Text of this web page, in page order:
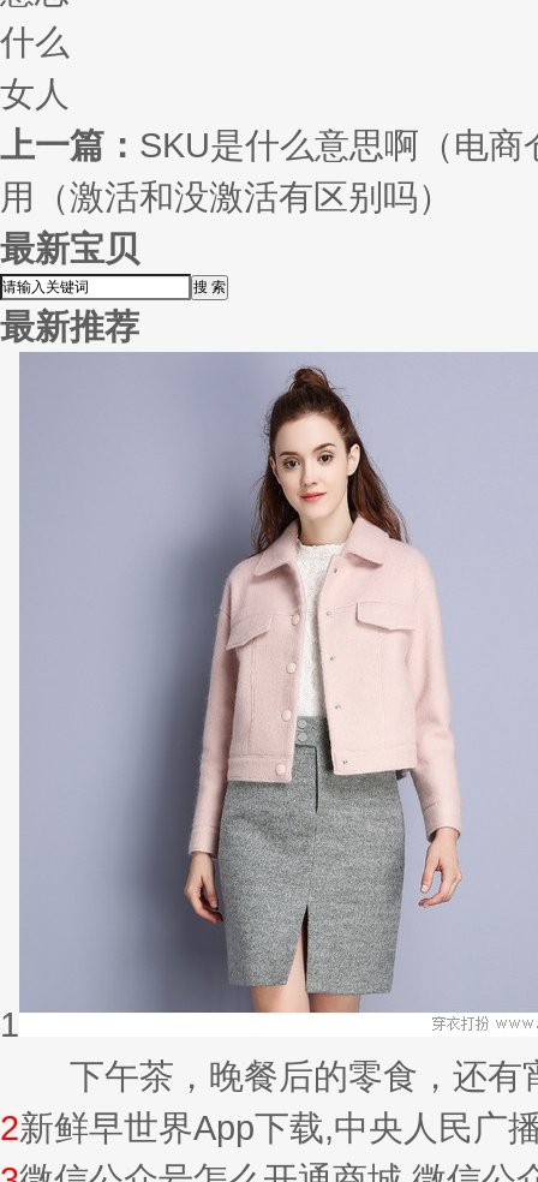
什么
女人
上一篇： SKU是什么意思啊（电
用（激活和没激活有区别吗）
最新宝贝
最新推荐
1
下午茶，晚餐后的零食，还有
2新鲜早世界App下载,中央人民广